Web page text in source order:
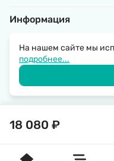
18 080 ₽
Информация
© 2026 SantechRussia.
Политика обработки
На нашем сайте мы
подробнее...